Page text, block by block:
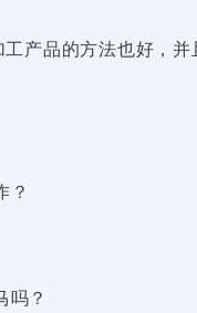
产品的方法也好，
？
吗？